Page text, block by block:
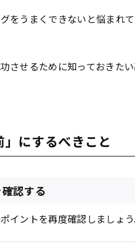
をうまくできないと悩まれ
させるために知っておきた
にするべきこと
認する
イントを再度確認しましょう